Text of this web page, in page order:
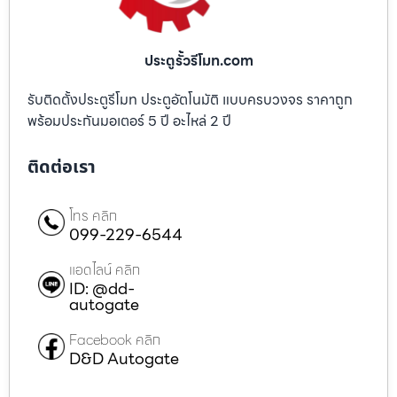
ประตูรั้วรีโมท.com
รับติดตั้งประตูรีโมท ประตูอัตโนมัติ แบบครบวงจร ราคาถูก
พร้อมประกันมอเตอร์ 5 ปี อะไหล่ 2 ปี
ติดต่อเรา
โทร คลิก
099-229-6544
แอดไลน์ คลิก
ID: @dd-
autogate
Facebook คลิก
D&D Autogate